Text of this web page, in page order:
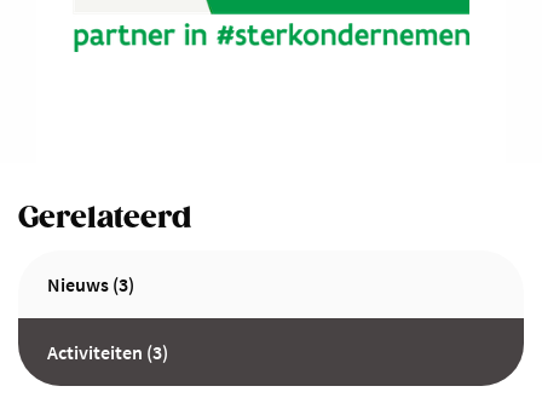
Gerelateerd
Nieuws (3)
Activiteiten (3)